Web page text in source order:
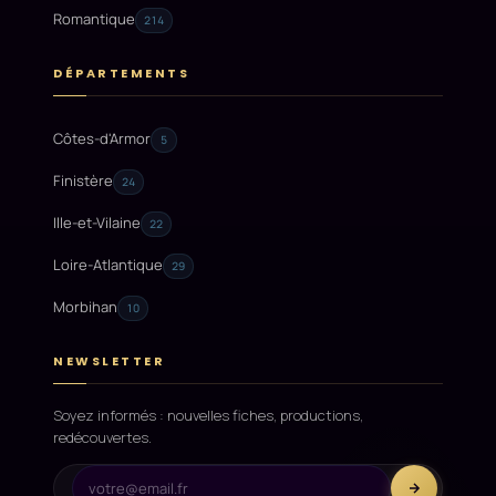
Romantique 214
DÉPARTEMENTS
Côtes-d'Armor 5
Finistère 24
Ille-et-Vilaine 22
Loire-Atlantique 29
Morbihan 10
NEWSLETTER
Soyez informés : nouvelles fiches, productions,
redécouvertes.